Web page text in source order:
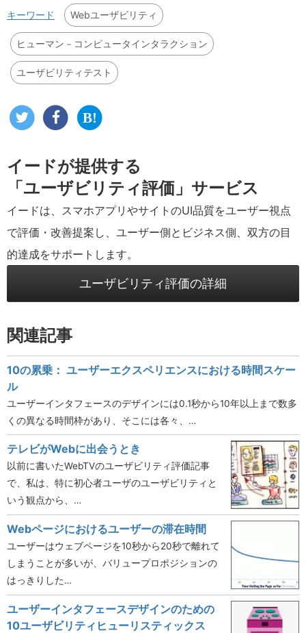
キーワード Webユーザビリティ
ヒューマン－コンピュータインタラクション
ユーザビリティテスト
イードが提供する
「ユーザビリティ評価」サービス
イードは、スマホアプリやサイトのUI品質をユーザー視点
で評価・改善提案し、ユーザー側とビジネス側、双方の目
的達成をサポートします。
ユーザビリティ評価の詳細
関連記事
10の累乗： ユーザーエクスペリエンスにおける時間スケー
ル
ユーザーインタフェースのデザインには0.1秒から10年以上まで数多
くの異なる時間枠があり、そこには各々、…
テレビがWebに出会うとき
以前に書いたWebTVのユーザビリティ評価記事
で、私は、特に初心者ユーザのユーザビリティと
いう観点から、…
Webページにおけるユーザーの滞在時間
ユーザーはウェブページを10秒から20秒で離れて
しまうことが多いが、バリュープロポジションの
はっきりした…
ユーザーインタフェースデザインのための
10ユーザビリティヒューリスティックス